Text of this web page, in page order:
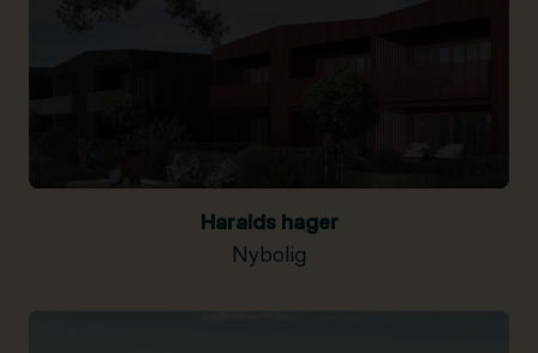
Haralds hager
Nybolig